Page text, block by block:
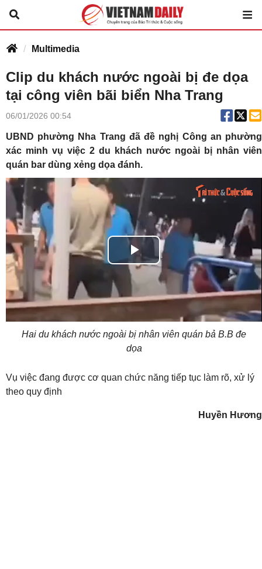
Multimedia
Clip du khách nước ngoài bị đe dọa
tại công viên bãi biển Nha Trang
06/01/2026 00:54
UBND phường Nha Trang đã đề nghị Công an phường
xác minh vụ việc 2 du khách nước ngoài bị nhân viên
quán bar dùng xẻng dọa đánh.
Play
Video
Hai du khách nước ngoài bị nhân viên quán bả B.B đe
dọa
Vụ việc đang được cơ quan chức năng tiếp tục làm rõ, xử lý
theo quy định
Huyền Hương